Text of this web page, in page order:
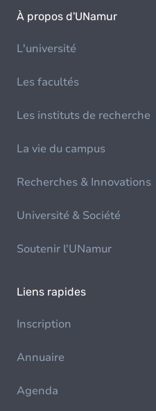
À propos d'UNamur
L'université
Les facultés
Les instituts de recherche
La vie du campus
Recherches & Innovations
Université & Société
Soutenir l'UNamur
Liens rapides
Inscription
Annuaire
Agenda